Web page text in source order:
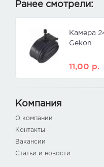
Ранее смотрели:
Камера
Gekon
11,00 р.
Компания
О компании
Контакты
Вакансии
Статьи и новости